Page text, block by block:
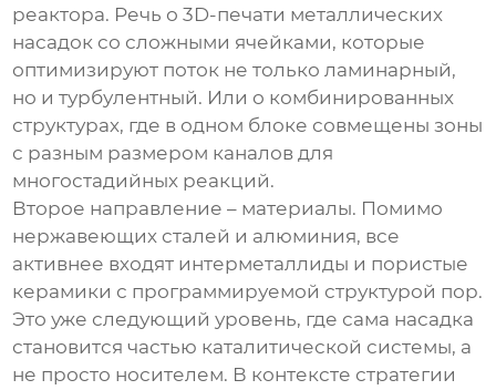
реактора. Речь о 3D-печати металлических
насадок со сложными ячейками, которые
оптимизируют поток не только ламинарный,
но и турбулентный. Или о комбинированных
структурах, где в одном блоке совмещены зоны
с разным размером каналов для
многостадийных реакций.
Второе направление – материалы. Помимо
нержавеющих сталей и алюминия, все
активнее входят интерметаллиды и пористые
керамики с программируемой структурой пор.
Это уже следующий уровень, где сама насадка
становится частью каталитической системы, а
не просто носителем. В контексте стратегии